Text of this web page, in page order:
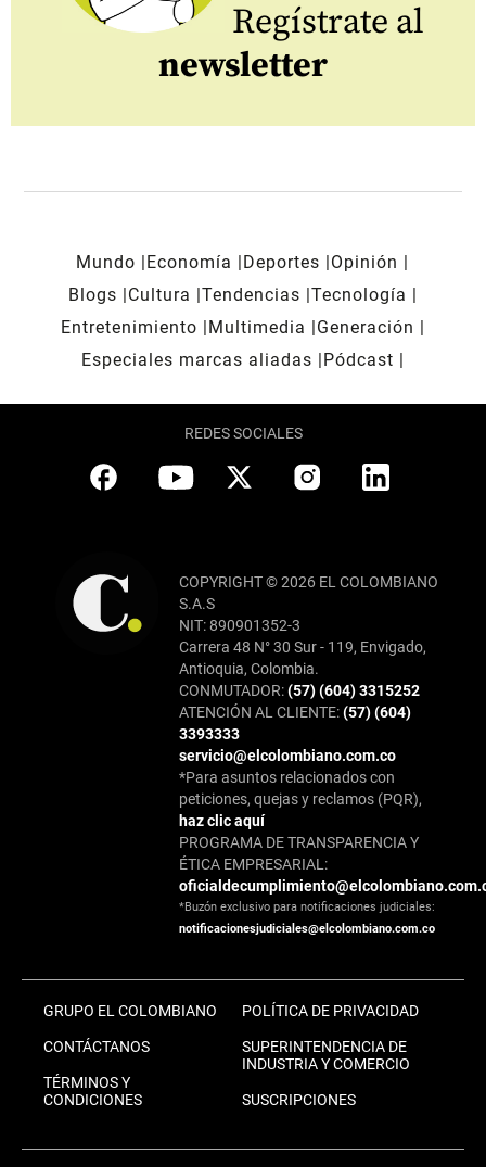
Regístrate al
newsletter
Mundo Economía Deportes
Opinión
Blogs
Cultura Tendencias Tecnología
Entretenimiento
Multimedia
Generación
Especiales marcas aliadas
Pódcast
REDES SOCIALES
COPYRIGHT © 2026 EL COLOMBIANO
S.A.S
NIT: 890901352-3
Carrera 48 N° 30 Sur - 119, Envigado,
Antioquia, Colombia.
CONMUTADOR:(57) (604) 3315252
ATENCIÓN AL CLIENTE:(57) (604)
3393333
servicio@elcolombiano.com.co
*Para asuntos relacionados con
peticiones, quejas y reclamos (PQR),
haz clic aquí
PROGRAMA DE TRANSPARENCIA Y
ÉTICA EMPRESARIAL:
*Buzón exclusivo para notificaciones judiciales:
notificacionesjudiciales@elcolombiano.com.co
GRUPO EL COLOMBIANO
CONTÁCTANOS
TÉRMINOS Y
CONDICIONES
POLÍTICA DE PRIVACIDAD
SUPERINTENDENCIA DE
INDUSTRIA Y COMERCIO
SUSCRIPCIONES